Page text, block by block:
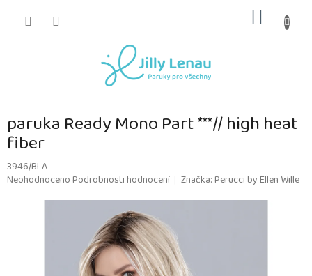
KOŠÍK
paruka Ready Mono Part ***// high heat
fiber
3946/BLA
Průměrné
NeohodnocenoPodrobnosti hodnocení Značka:Perucci by Ellen Wille